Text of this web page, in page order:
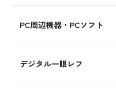
PC周辺機器・PCソフト
デジタル一眼レフ